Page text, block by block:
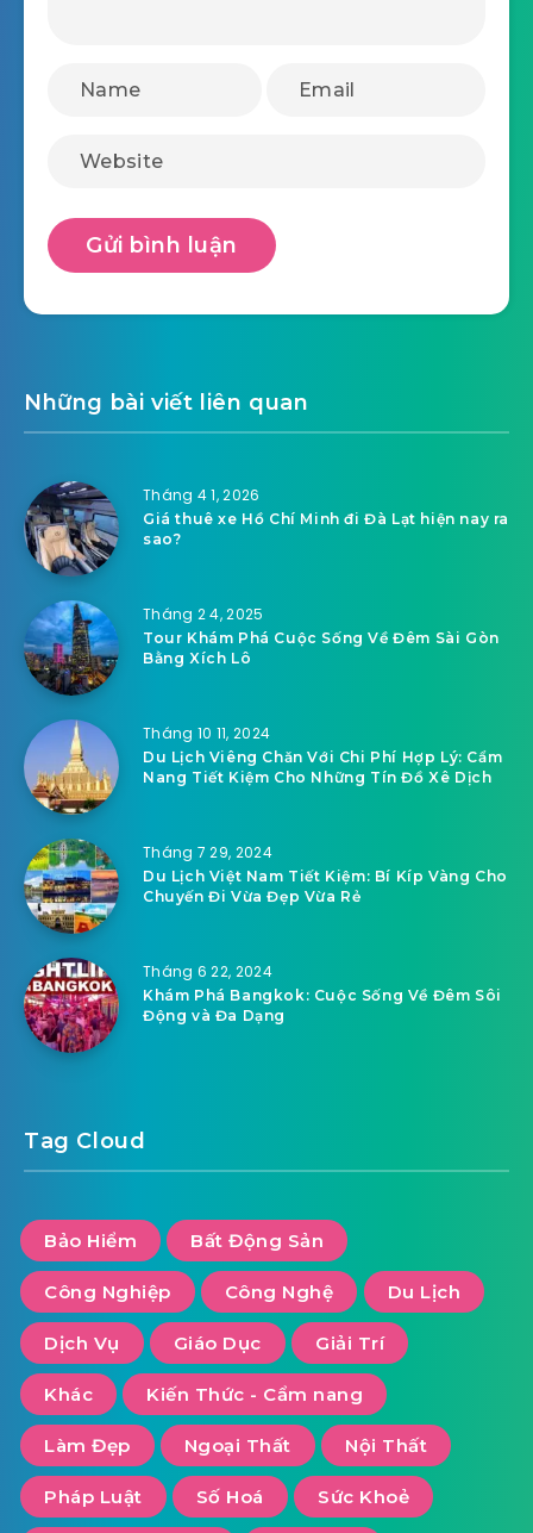
Những bài viết liên quan
Tháng 4 1, 2026
Giá thuê xe Hồ Chí Minh đi Đà Lạt hiện nay ra
sao?
Tháng 2 4, 2025
Tour Khám Phá Cuộc Sống Về Đêm Sài Gòn
Bằng Xích Lô
Tháng 10 11, 2024
Du Lịch Viêng Chăn Với Chi Phí Hợp Lý: Cẩm
Nang Tiết Kiệm Cho Những Tín Đồ Xê Dịch
Tháng 7 29, 2024
Du Lịch Việt Nam Tiết Kiệm: Bí Kíp Vàng Cho
Chuyến Đi Vừa Đẹp Vừa Rẻ
Tháng 6 22, 2024
Khám Phá Bangkok: Cuộc Sống Về Đêm Sôi
Động và Đa Dạng
Tag Cloud
Bảo Hiểm Bất Động Sản
Công Nghiệp Công Nghệ Du Lịch
Dịch Vụ Giáo Dục Giải Trí
Khác Kiến Thức - Cẩm nang
Làm Đẹp Ngoại Thất Nội Thất
Pháp Luật Số Hoá Sức Khoẻ